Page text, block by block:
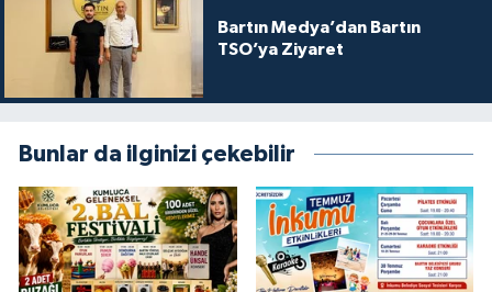
Bartın Medya’dan Bartın
TSO’ya Ziyaret
Bunlar da ilginizi çekebilir